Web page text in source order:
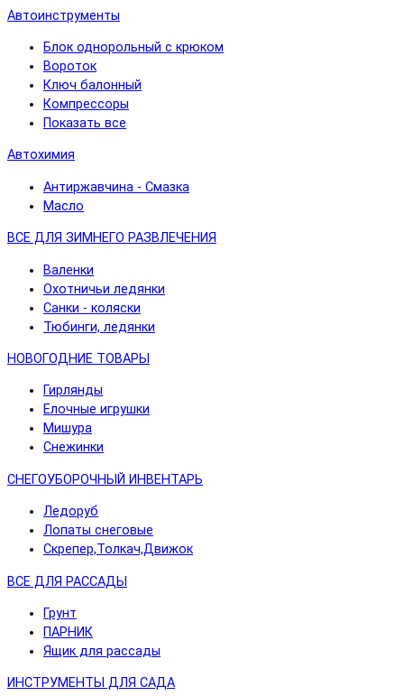
Автоинструменты
Блок однорольный с крюком
Вороток
Ключ балонный
Компрессоры
Показать все
Автохимия
Антиржавчина - Смазка
Масло
ВСЕ ДЛЯ ЗИМНЕГО РАЗВЛЕЧЕНИЯ
Валенки
Охотничьи ледянки
Санки - коляски
Тюбинги, ледянки
НОВОГОДНИЕ ТОВАРЫ
Гирлянды
Елочные игрушки
Мишура
Снежинки
СНЕГОУБОРОЧНЫЙ ИНВЕНТАРЬ
Ледоруб
Лопаты снеговые
Скрепер,Толкач,Движок
ВСЕ ДЛЯ РАССАДЫ
Грунт
ПАРНИК
Ящик для рассады
ИНСТРУМЕНТЫ ДЛЯ САДА